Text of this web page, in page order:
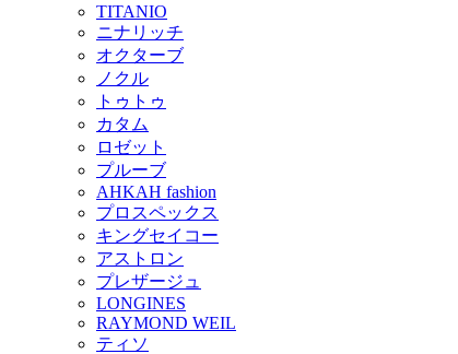
TITANIO
ニナリッチ
オクターブ
ノクル
トゥトゥ
カタム
ロゼット
プルーブ
AHKAH fashion
プロスペックス
キングセイコー
アストロン
プレザージュ
LONGINES
RAYMOND WEIL
ティソ